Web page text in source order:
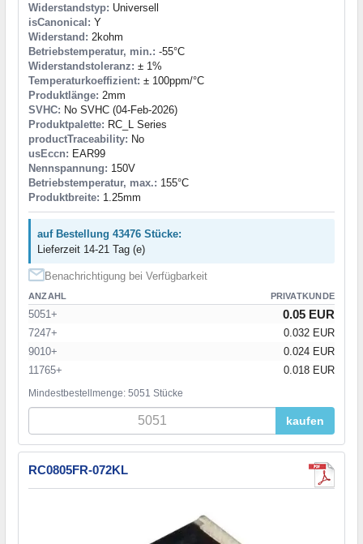
Widerstandstyp: Universell
isCanonical: Y
Widerstand: 2kohm
Betriebstemperatur, min.: -55°C
Widerstandstoleranz: ± 1%
Temperaturkoeffizient: ± 100ppm/°C
Produktlänge: 2mm
SVHC: No SVHC (04-Feb-2026)
Produktpalette: RC_L Series
productTraceability: No
usEccn: EAR99
Nennspannung: 150V
Betriebstemperatur, max.: 155°C
Produktbreite: 1.25mm
auf Bestellung 43476 Stücke:
Lieferzeit 14-21 Tag (e)
Benachrichtigung bei Verfügbarkeit
ANZAHL PRIVATKUNDE
5051+ 0.05 EUR
7247+
0.032 EUR
9010+
0.024 EUR
11765+
0.018 EUR
Mindestbestellmenge: 5051 Stücke
kaufen
RC0805FR-072KL